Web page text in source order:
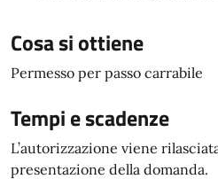
Cosa si ottiene
Permesso per passo carrabile
Tempi e scadenze
L’autorizzazione viene
presentazione della domanda.